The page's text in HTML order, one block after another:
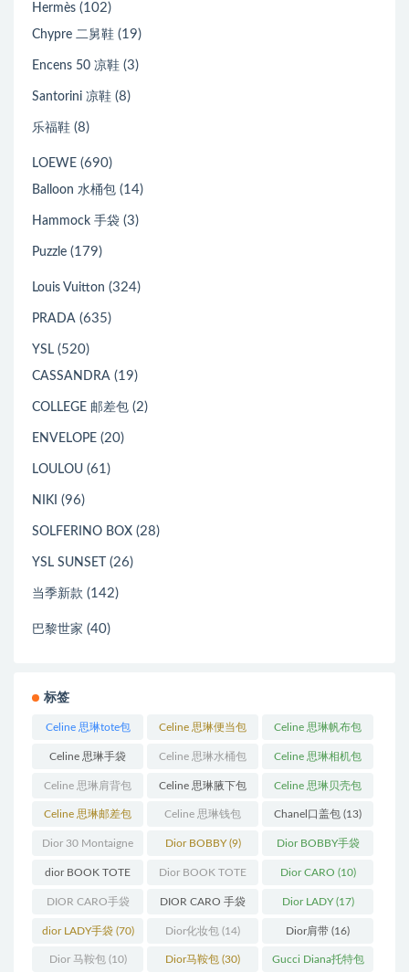
Hermès (102)
Chypre 二舅鞋 (19)
Encens 50 凉鞋 (3)
Santorini 凉鞋 (8)
乐福鞋 (8)
LOEWE (690)
Balloon 水桶包 (14)
Hammock 手袋 (3)
Puzzle (179)
Louis Vuitton (324)
PRADA (635)
YSL (520)
CASSANDRA (19)
COLLEGE 邮差包 (2)
ENVELOPE (20)
LOULOU (61)
NIKI (96)
SOLFERINO BOX (28)
YSL SUNSET (26)
当季新款 (142)
巴黎世家 (40)
标签
Celine 思琳tote包
(23)
Celine 思琳便当包
(14)
Celine 思琳帆布包
(18)
Celine 思琳手袋
(250)
Celine 思琳水桶包
(55)
Celine 思琳相机包
(11)
Celine 思琳肩背包
(12)
Celine 思琳腋下包
(10)
Celine 思琳贝壳包
(12)
Celine 思琳邮差包
(13)
Celine 思琳钱包
(10)
Chanel口盖包 (13)
Dior 30 Montaigne
蒙田(31)
Dior BOBBY(9) Dior BOBBY手袋
(26)
dior BOOK TOTE
(12)
Dior BOOK TOTE
手袋(163)
Dior CARO (10)
DIOR CARO手袋
(11)
DIOR CARO 手袋
(31)
Dior LADY(17)
dior LADY手袋(70) Dior化妆包 (14) Dior肩带 (16)
Dior 马鞍包(10) Dior马鞍包 (30) Gucci Diana托特包